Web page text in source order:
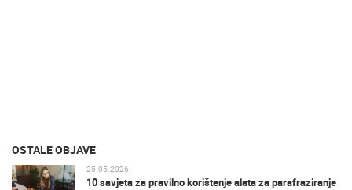
OSTALE OBJAVE
25.05.2026.
10 savjeta za pravilno korištenje alata za parafraziranje